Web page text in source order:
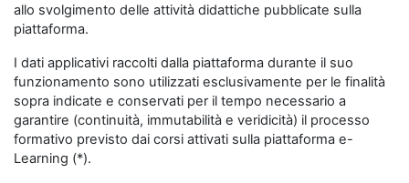
allo svolgimento delle attività didattiche pubblicate sulla
piattaforma.
I dati applicativi raccolti dalla piattaforma durante il suo
funzionamento sono utilizzati esclusivamente per le finalità
sopra indicate e conservati per il tempo necessario a
garantire (continuità, immutabilità e veridicità) il processo
formativo previsto dai corsi attivati sulla piattaforma e-
Learning (*).